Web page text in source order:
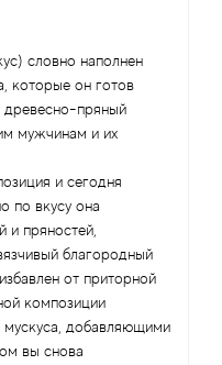
словно наполнен
которые он готов
древесно-пряный
мужчинам и их
и сегодня
по вкусу она
и пряностей,
благородный
от приторной
композиции
добавляющими
вы снова